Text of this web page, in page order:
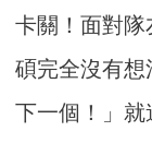
卡關！面對隊
碩完全沒有想
下一個！」